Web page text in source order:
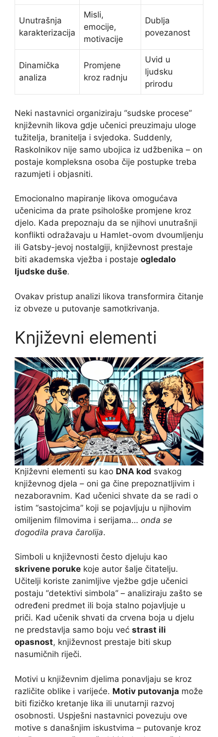
Unutrašnja
karakterizacija
Misli,
emocije,
motivacije
Dublja
povezanost
Dinamička
analiza
Promjene
kroz radnju
Uvid u
ljudsku
prirodu
Neki nastavnici organiziraju “sudske procese”
književnih likova gdje učenici preuzimaju uloge
tužitelja, branitelja i svjedoka. Suddenly,
Raskolnikov nije samo ubojica iz udžbenika – on
postaje kompleksna osoba čije postupke treba
razumjeti i objasniti.
Emocionalno mapiranje likova omogućava
učenicima da prate psihološke promjene kroz
djelo. Kada prepoznaju da se njihovi unutrašnji
konflikti odražavaju u Hamlet-ovom dvoumljenju
ili Gatsby-jevoj nostalgiji, književnost prestaje
biti akademska vježba i postaje ogledalo
ljudske duše.
Ovakav pristup analizi likova transformira čitanje
iz obveze u putovanje samotkrivanja.
Književni elementi
Književni elementi su kao DNA kod svakog
književnog djela – oni ga čine prepoznatljivim i
nezaboravnim. Kad učenici shvate da se radi o
istim “sastojcima” koji se pojavljuju u njihovim
omiljenim filmovima i serijama… onda se
dogodila prava čarolija.
Simboli u književnosti često djeluju kao
skrivene poruke koje autor šalje čitatelju.
Učitelji koriste zanimljive vježbe gdje učenici
postaju “detektivi simbola” – analiziraju zašto se
određeni predmet ili boja stalno pojavljuje u
priči. Kad učenik shvati da crvena boja u djelu
ne predstavlja samo boju već strast ili
opasnost, književnost prestaje biti skup
nasumičnih riječi.
Motivi u književnim djelima ponavljaju se kroz
različite oblike i varijeće. Motiv putovanja može
biti fizičko kretanje lika ili unutarnji razvoj
osobnosti. Uspješni nastavnici povezuju ove
motive s današnjim iskustvima – putovanje kroz